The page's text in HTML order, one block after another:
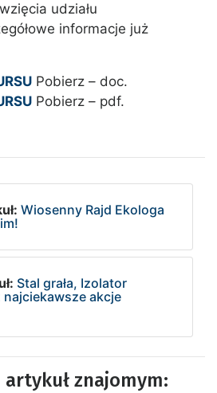
udziału
informacje już
Pobierz – doc.
Pobierz – pdf.
Wiosenny Rajd Ekologa
Stal grała, Izolator
najciekawsze akcje
znajomym: